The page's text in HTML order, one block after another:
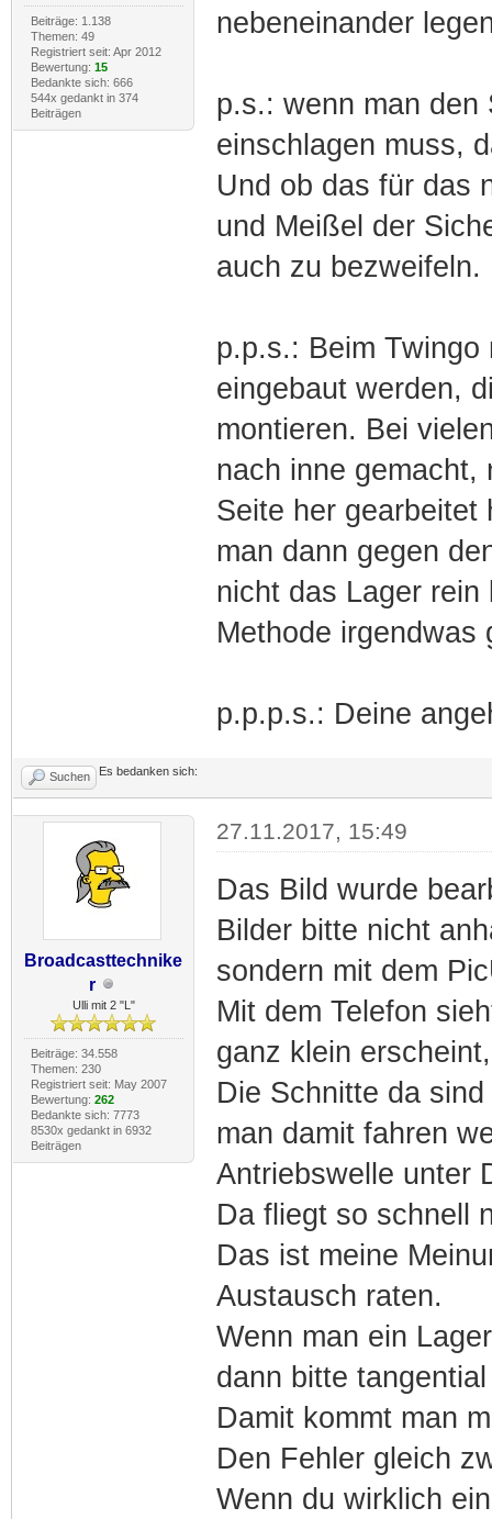
Beiträge: 1.138
Themen: 49
Registriert seit: Apr 2012
Bewertung: 15
Bedankte sich: 666
544x gedankt in 374
Beiträgen
nebeneinander
p.s.: wenn man den
einschlagen muss,
Und ob das für das
und Meißel der
auch zu bezweifeln.
p.p.s.: Beim
eingebaut werden,
montieren. Bei
nach inne gemacht,
Seite her gearbeitet
man dann gegen
nicht das Lager
Methode irgendwas
p.p.p.s.: Deine
Suchen Es bedanken sich:
Broadcasttechnike
r
Ulli mit 2 "L"
Beiträge: 34.558
Themen: 230
Registriert seit: May 2007
Bewertung: 262
Bedankte sich: 7773
8530x gedankt in 6932
Beiträgen
27.11.2017, 15:49
Das Bild wurde
Bilder bitte nicht
sondern mit dem
Mit dem Telefon
ganz klein
Die Schnitte da
man damit fahren
Antriebswelle unter
Da fliegt so schnell
Das ist meine
Austausch raten.
Wenn man ein
dann bitte
Damit kommt man
Den Fehler gleich
Wenn du wirklich